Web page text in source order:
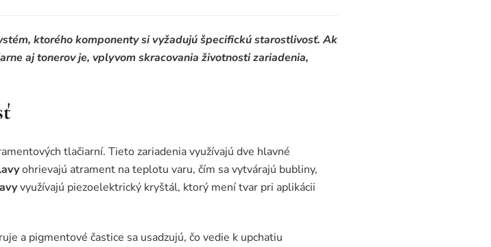
ktorého komponenty si vyžadujú špecifickú starostlivosť. Ak
aj tonerov je, vplyvom skracovania životnosti zariadenia,
tlačiarní. Tieto zariadenia využívajú dve hlavné
ohrievajú atrament na teplotu varu, čím sa vytvárajú bubliny,
využívajú piezoelektrický kryštál, ktorý mení tvar pri aplikácii
a pigmentové častice sa usadzujú, čo vedie k upchatiu